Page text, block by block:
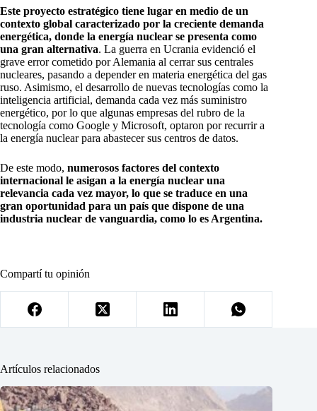
Este proyecto estratégico tiene lugar en medio de un
contexto global caracterizado por la creciente demanda
energética, donde la energía nuclear se presenta como
una gran alternativa. La guerra en Ucrania evidenció el
grave error cometido por Alemania al cerrar sus centrales
nucleares, pasando a depender en materia energética del gas
ruso. Asimismo, el desarrollo de nuevas tecnologías como la
inteligencia artificial, demanda cada vez más suministro
energético, por lo que algunas empresas del rubro de la
tecnología como Google y Microsoft, optaron por recurrir a
la energía nuclear para abastecer sus centros de datos.
De este modo, numerosos factores del contexto
internacional le asigan a la energía nuclear una
relevancia cada vez mayor, lo que se traduce en una
gran oportunidad para un país que dispone de una
industria nuclear de vanguardia, como lo es Argentina.
Compartí tu opinión
Artículos relacionados